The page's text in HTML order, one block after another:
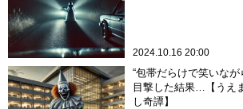
2024.10.16 20:00
“包帯だらけで笑いな
目撃した結果…【うえ
し奇譚】